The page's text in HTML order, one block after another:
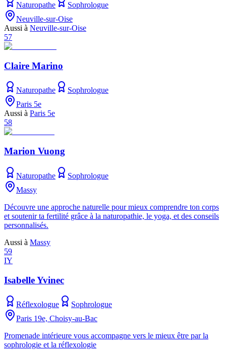
Naturopathe
Sophrologue
Neuville-sur-Oise
Aussi à Neuville-sur-Oise
57
Claire Marino
Naturopathe
Sophrologue
Paris 5e
Aussi à Paris 5e
58
Marion Vuong
Naturopathe
Sophrologue
Massy
Découvre une approche naturelle pour mieux comprendre ton corps
et soutenir ta fertilité grâce à la naturopathie, le yoga, et des conseils
personnalisés.
Aussi à Massy
59
IY
Isabelle Yvinec
Réflexologue
Sophrologue
Paris 19e, Choisy-au-Bac
Promenade intérieure vous accompagne vers le mieux être par la
sophrologie et la réflexologie